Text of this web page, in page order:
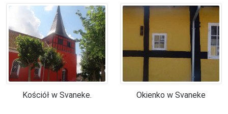
Kościół w Svaneke. Okienko w Svaneke